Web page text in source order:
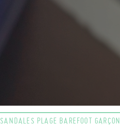
SANDALES PLAGE BAREFOOT GARÇON